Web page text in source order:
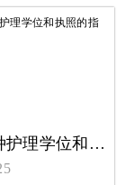
美国各种护理学位和执照的指南